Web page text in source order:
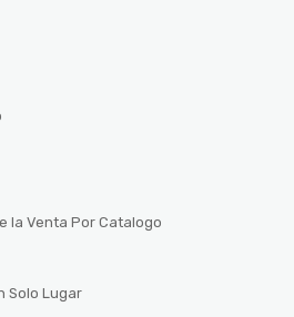
la Venta Por Catalogo
Solo Lugar